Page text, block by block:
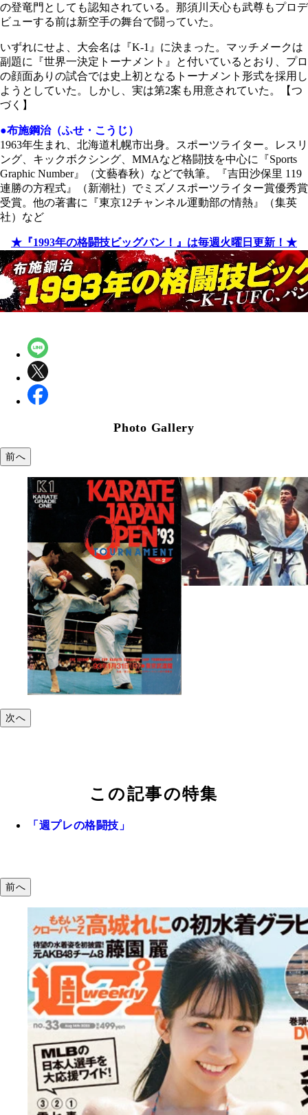
の登竜門としても認知されている。那須川天心も武尊もプロデ
ビューする前は新空手の舞台で闘っていた。
いずれにせよ、大会名は『K-1』に決まった。マッチメークは
副題に『世界一決定トーナメント』と付いているとおり、プロ
の顔面ありの試合では史上初となるトーナメント形式を採用し
ようとしていた。しかし、実は第2案も用意されていた。【つ
づく】
●布施鋼治（ふせ・こうじ）
1963年生まれ、北海道札幌市出身。スポーツライター。レスリ
ング、キックボクシング、MMAなど格闘技を中心に『Sports
Graphic Number』（文藝春秋）などで執筆。『吉田沙保里 119
連勝の方程式』（新潮社）でミズノスポーツライター賞優秀賞
受賞。他の著書に『東京12チャンネル運動部の情熱』（集英
社）など
★『1993年の格闘技ビッグバン！』は毎週火曜日更新！★
Photo Gallery
前へ
次へ
この記事の特集
「週プレの格闘技」
前へ